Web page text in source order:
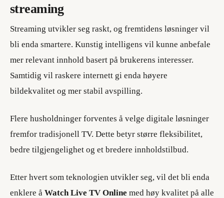
streaming
Streaming utvikler seg raskt, og fremtidens løsninger vil
bli enda smartere. Kunstig intelligens vil kunne anbefale
mer relevant innhold basert på brukerens interesser.
Samtidig vil raskere internett gi enda høyere
bildekvalitet og mer stabil avspilling.
Flere husholdninger forventes å velge digitale løsninger
fremfor tradisjonell TV. Dette betyr større fleksibilitet,
bedre tilgjengelighet og et bredere innholdstilbud.
Etter hvert som teknologien utvikler seg, vil det bli enda
enklere å Watch Live TV Online med høy kvalitet på alle